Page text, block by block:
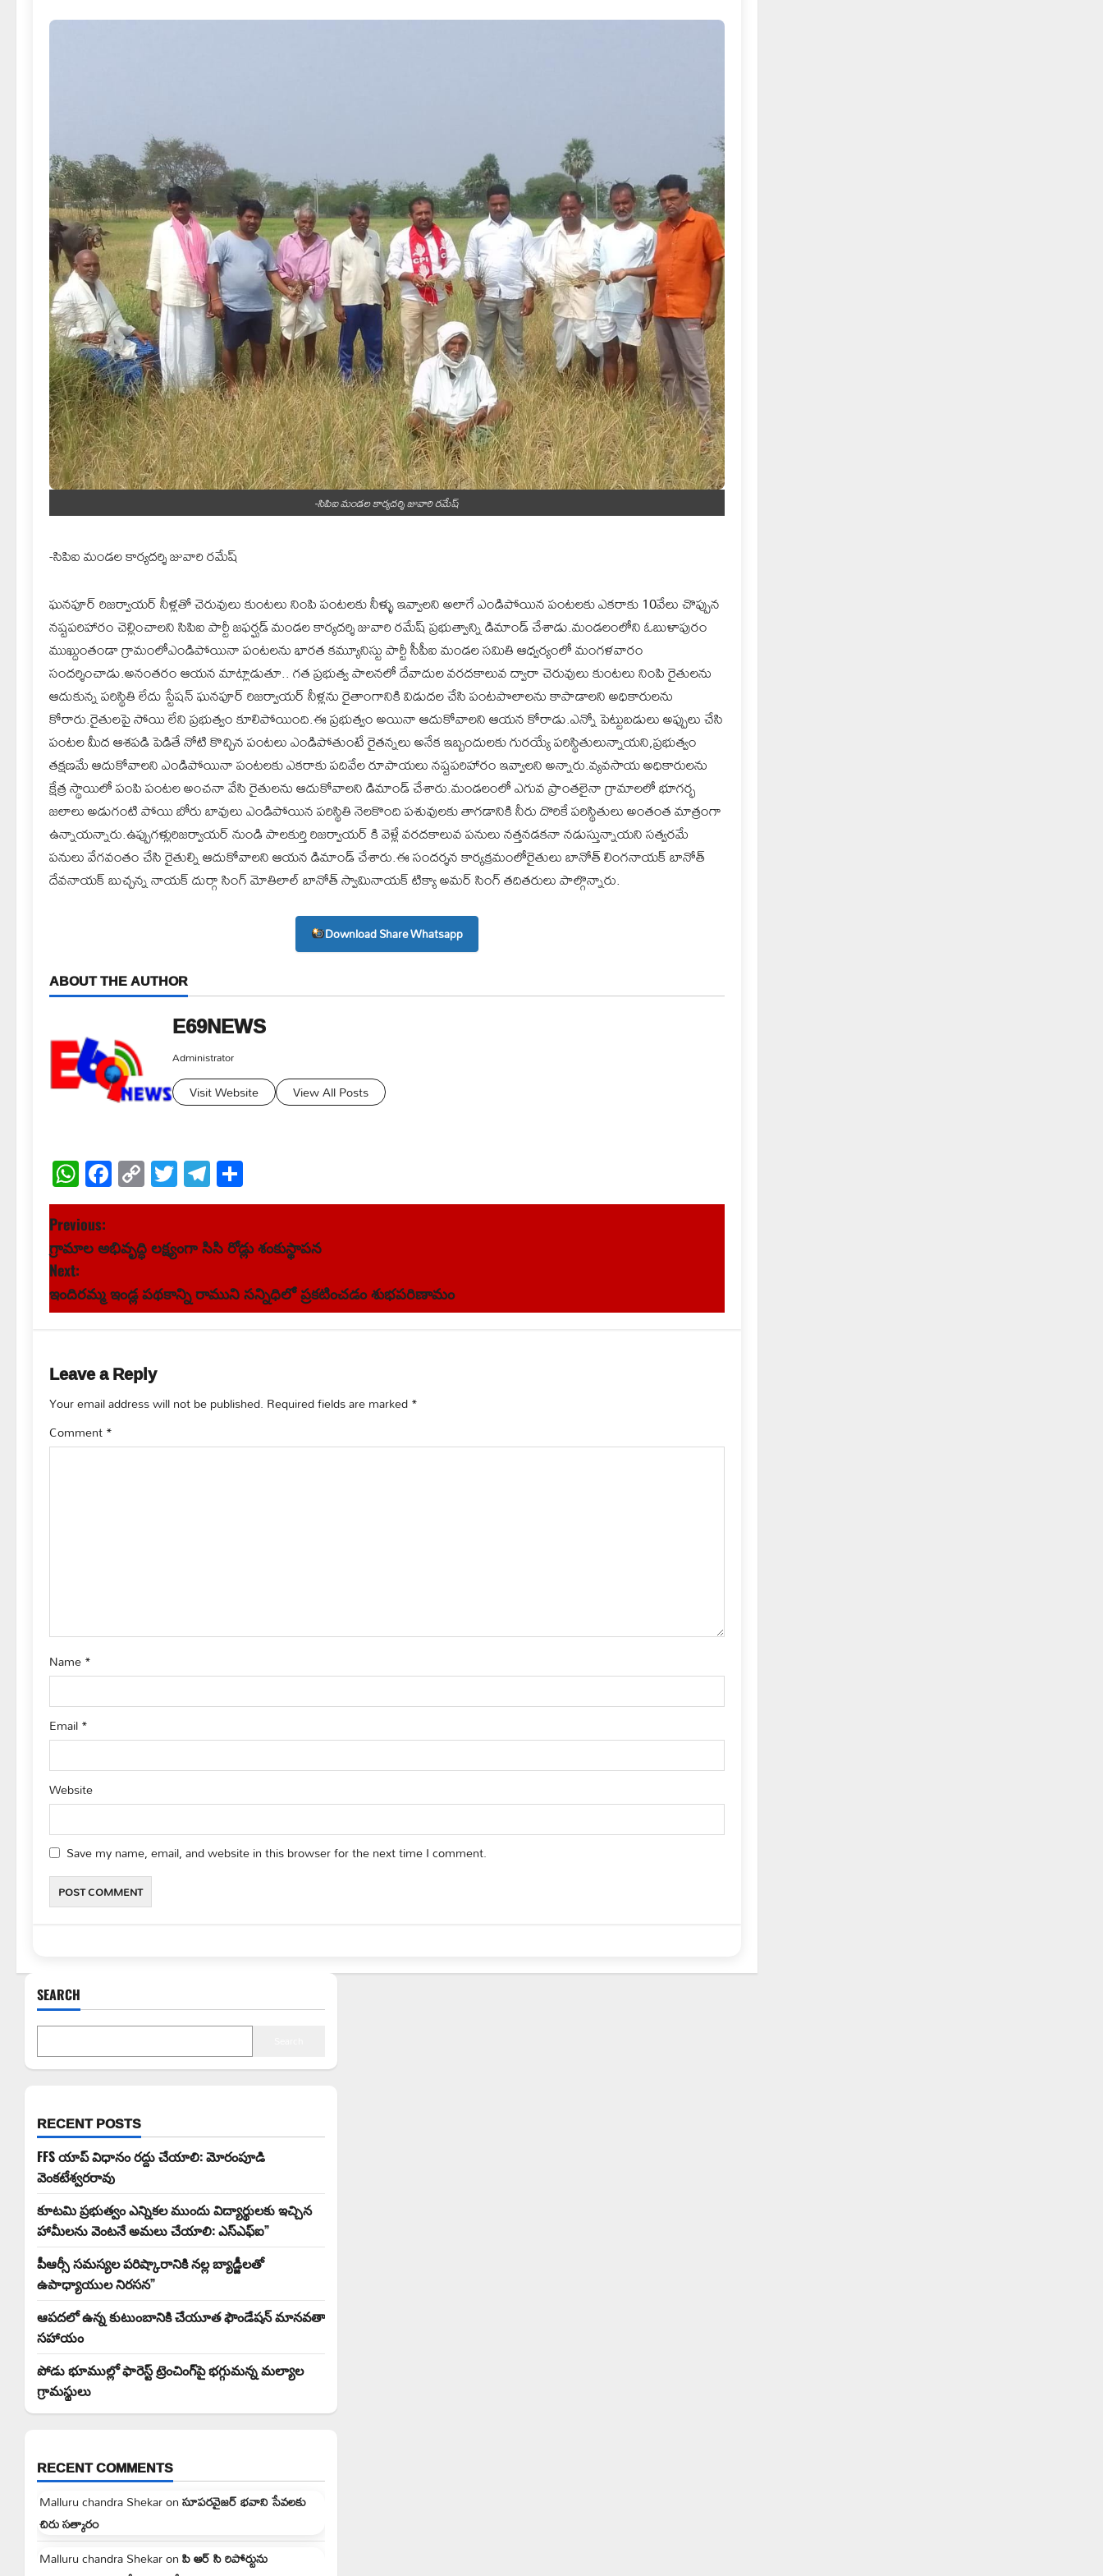
-సిపిఐ మండల కార్యదర్శి జువారి రమేష్
-సిపిఐ మండల కార్యదర్శి జువారి రమేష్
ఘనపూర్ రిజర్వాయర్ నీళ్లతో చెరువులు కుంటలు నింపి పంటలకు నీళ్ళు ఇవ్వాలని అలాగే ఎండిపోయిన పంటలకు ఎకరాకు 10వేలు చొప్పున
నష్టపరిహారం చెల్లించాలని సిపిఐ పార్టీ జఫర్ఘడ్ మండల కార్యదర్శి జువారి రమేష్ ప్రభుత్వాన్ని డిమాండ్ చేశాడు.మండలంలోని ఓబుళాపురం
ముఖ్దుంతండా గ్రామంలోఎండిపోయినా పంటలను భారత కమ్యూనిస్టు పార్టీ సీపీఐ మండల సమితి ఆధ్వర్యంలో మంగళవారం
సందర్శించాడు.అనంతరం ఆయన మాట్లాడుతూ.. గత ప్రభుత్వ పాలనలో దేవాదుల వరదకాలువ ద్వారా చెరువులు కుంటలు నింపి రైతులను
ఆదుకున్న పరిస్థితి లేదు స్టేషన్ ఘనపూర్ రిజర్వాయర్ నీళ్లను రైతాంగానికి విడుదల చేసి పంటపొలాలను కాపాడాలని అధికారులను
కోరారు.రైతులపై సోయి లేని ప్రభుత్వం కూలిపోయింది.ఈ ప్రభుత్వం అయినా ఆదుకోవాలని ఆయన కోరాడు.ఎన్నో పెట్టుబడులు అప్పులు చేసి
పంటల మీద ఆశపడి పెడితే నోటి కొచ్చిన పంటలు ఎండిపోతుంటే రైతన్నలు అనేక ఇబ్బందులకు గురయ్యే పరిస్థితులున్నాయని,ప్రభుత్వం
తక్షణమే ఆదుకోవాలని ఎండిపోయినా పంటలకు ఎకరాకు పదివేల రూపాయలు నష్టపరిహారం ఇవ్వాలని అన్నారు.వ్యవసాయ అధికారులను
క్షేత్ర స్థాయిలో పంపి పంటల అంచనా వేసి రైతులను ఆదుకోవాలని డిమాండ్ చేశారు.మండలంలో ఎగువ ప్రాంతలైనా గ్రామాలలో భూగర్భ
జలాలు అడుగంటి పోయి బోరు బావులు ఎండిపోయిన పరిస్థితి నెలకొంది పశువులకు తాగడానికి నీరు దొరికే పరిస్థితులు అంతంత మాత్రంగా
ఉన్నాయన్నారు.ఉప్పుగళ్లురిజర్వాయర్ నుండి పాలకుర్తి రిజర్వాయర్ కి వెళ్లే వరదకాలువ పనులు నత్తనడకనా నడుస్తున్నాయని సత్వరమే
పనులు వేగవంతం చేసి రైతుల్ని ఆదుకోవాలని ఆయన డిమాండ్ చేశారు.ఈ సందర్శన కార్యక్రమంలోరైతులు బానోత్ లింగనాయక్ బానోత్
దేవనాయక్ బుచ్చన్న నాయక్ దుర్గా సింగ్ మోతిలాల్ బానోత్ స్వామినాయక్ టిక్యా అమర్ సింగ్ తదితరులు పాల్గొన్నారు.
Download Share Whatsapp
ABOUT THE AUTHOR
E69NEWS
Administrator
Visit Website View All Posts
WhatsApp
Facebook
Copy
Link
TwitterTelegram
P
o
s
n
a
v
o
n
Previous:
గ్రామాల అభివృద్ధి లక్ష్యంగా సిసి రోడ్లు శంకుస్థాపన
Next:
ఇందిరమ్మ ఇండ్ల పథకాన్ని రాముని సన్నిధిలో ప్రకటించడం శుభపరిణామం
Leave a Reply
Your email address will not be published. Required fields are marked*
Comment*
Name*
Email*
Website
Save my name, email, and website in this browser for the next time I comment.
SEARCH
RECENT POSTS
FFS యాప్ విధానం రద్దు చేయాలి: మోరంపూడి
వెంకటేశ్వరరావు
కూటమి ప్రభుత్వం ఎన్నికల ముందు విద్యార్థులకు ఇచ్చిన
హామీలను వెంటనే అమలు చేయాలి: ఎస్ఎఫ్ఐ”
పీఆర్సీ సమస్యల పరిష్కారానికి నల్ల బ్యాడ్జీలతో
ఉపాధ్యాయుల నిరసన”
ఆపదలో ఉన్న కుటుంబానికి చేయూత ఫౌండేషన్ మానవతా
సహాయం
పోడు భూముల్లో ఫారెస్ట్ ట్రెంచింగ్‌పై భగ్గుమన్న మల్యాల
గ్రామస్థులు
RECENT COMMENTS
Malluru chandra Shekaronసూపరవైజర్ భవాని సేవలకు
చిరు సత్కారం
Malluru chandra Shekaronపి ఆర్ సి రిపోర్టును